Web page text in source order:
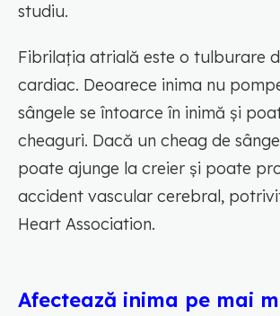
studiu.
Fibrilația atrială este o tulburare
cardiac. Deoarece inima nu
sângele se întoarce în inimă și
cheaguri. Dacă un cheag de
poate ajunge la creier și poate
accident vascular cerebral,
Heart Association.
Afectează inima pe mai